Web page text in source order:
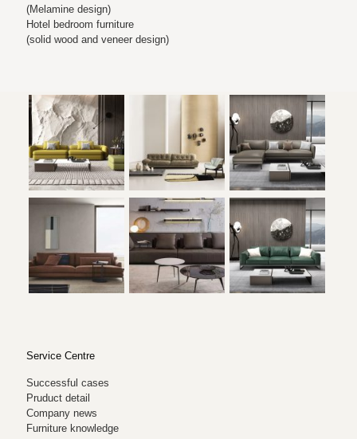
(Melamine design)
Hotel bedroom furniture
(solid wood and veneer design)
Service Centre
Successful cases
Pruduct detail
Company news
Furniture knowledge